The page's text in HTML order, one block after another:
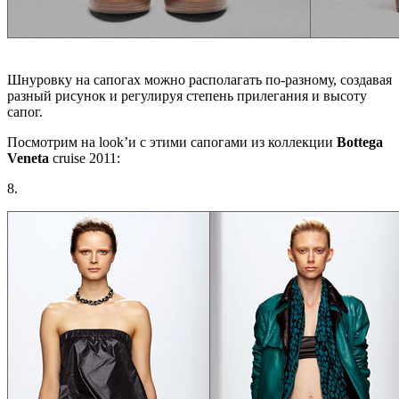
Шнуровку на сапогах можно располагать по-разному, создавая
разный рисунок и регулируя степень прилегания и высоту
сапог.
Посмотрим на look’и с этими сапогами из коллекции Bottega
Veneta cruise 2011:
8.